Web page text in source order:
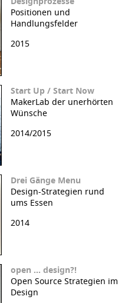
Positionen und
Handlungsfelder
2015
Start Up / Start Now
MakerLab der unerhörten
Wünsche
2014/2015
Drei Gänge Menu
Design-Strategien rund
ums Essen
2014
open … design?!
Open Source Strategien im
Design